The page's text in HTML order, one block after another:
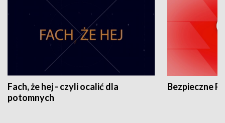
Fach, że hej - czyli ocalić dla
potomnych
Bezpieczne